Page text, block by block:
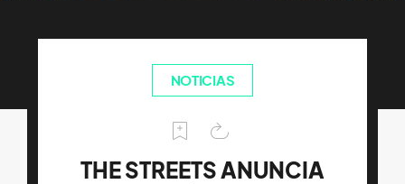
NOTICIAS
THE STREETS ANUNCIA